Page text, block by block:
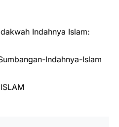
Indahnya Islam:
Indahnya-Islam